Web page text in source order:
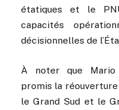
étatiques et le
capacités
décisionnelles de
À noter que Mario
promis la
le Grand Sud et le